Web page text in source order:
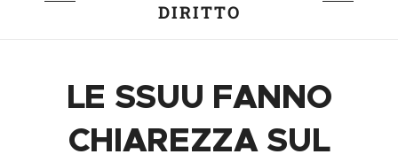
DIRITTO
LE SSUU FANNO
CHIAREZZA SUL